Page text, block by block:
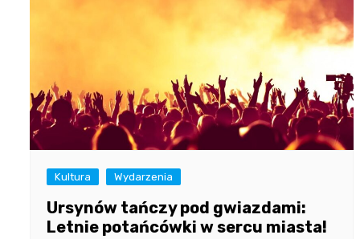
Kultura Wydarzenia
Ursynów tańczy pod gwiazdami:
Letnie potańcówki w sercu miasta!